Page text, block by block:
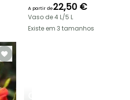
A partir de22,50 €
Vaso de 4 L/5 L
Existe em 3 tamanhos